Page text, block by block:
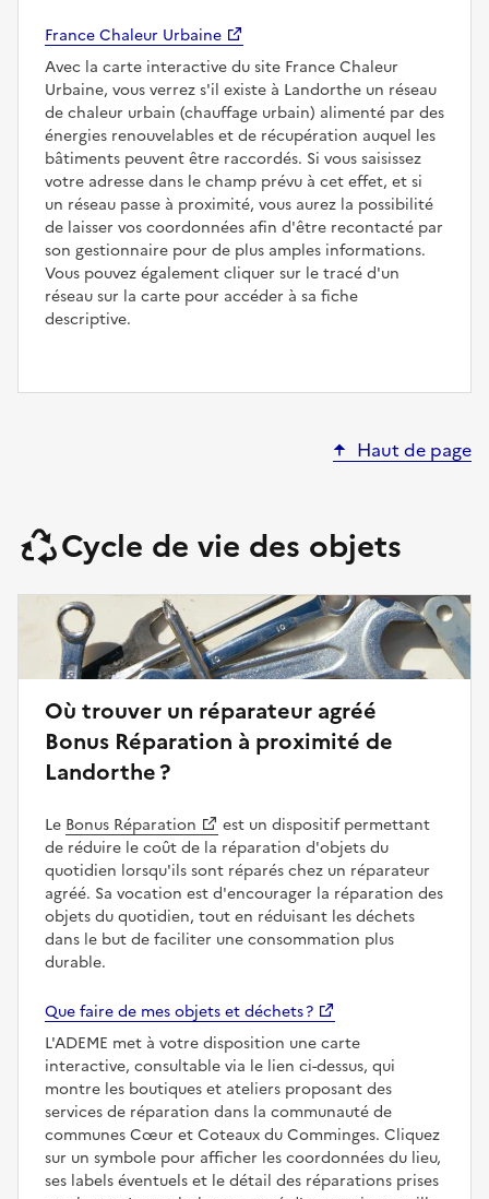
France Chaleur Urbaine
Avec la carte interactive du site France Chaleur
Urbaine, vous verrez s'il existe à Landorthe un réseau
de chaleur urbain (chauffage urbain) alimenté par des
énergies renouvelables et de récupération auquel les
bâtiments peuvent être raccordés. Si vous saisissez
votre adresse dans le champ prévu à cet effet, et si
un réseau passe à proximité, vous aurez la possibilité
de laisser vos coordonnées afin d'être recontacté par
son gestionnaire pour de plus amples informations.
Vous pouvez également cliquer sur le tracé d'un
réseau sur la carte pour accéder à sa fiche
descriptive.
Haut de page
Cycle de vie des objets
Où trouver un réparateur agréé
Bonus Réparation à proximité de
Landorthe ?
Le Bonus Réparation
est un dispositif permettant
de réduire le coût de la réparation d'objets du
quotidien lorsqu'ils sont réparés chez un réparateur
agréé. Sa vocation est d'encourager la réparation des
objets du quotidien, tout en réduisant les déchets
dans le but de faciliter une consommation plus
durable.
Que faire de mes objets et déchets ?
L'ADEME met à votre disposition une carte
interactive, consultable via le lien ci-dessus, qui
montre les boutiques et ateliers proposant des
services de réparation dans la communauté de
communes Cœur et Coteaux du Comminges. Cliquez
sur un symbole pour afficher les coordonnées du lieu,
ses labels éventuels et le détail des réparations prises